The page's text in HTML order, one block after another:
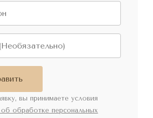
вы принимаете условия
об обработке персональных